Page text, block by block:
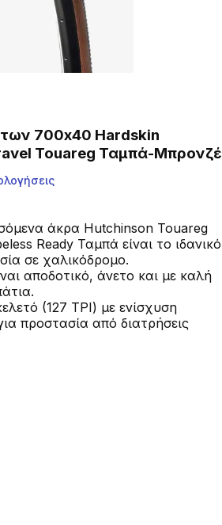
Touareg Ταμπά-Μπρονζέ
50 reviews
άκρα Hutchinson Touareg
Ready Ταμπά είναι το ιδανικό
σε χαλικόδρομο.
αποδοτικό, άνετο και με καλή
(127 TPI) με ενίσχυση
προστασία από διατρήσεις